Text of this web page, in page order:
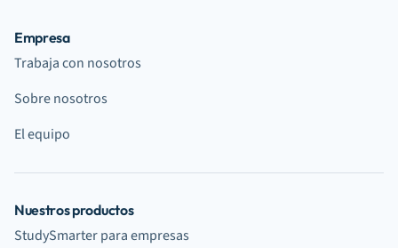
Empresa
Trabaja con nosotros
Sobre nosotros
El equipo
Nuestros productos
StudySmarter para empresas